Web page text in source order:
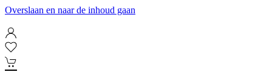
Overslaan en naar de inhoud gaan